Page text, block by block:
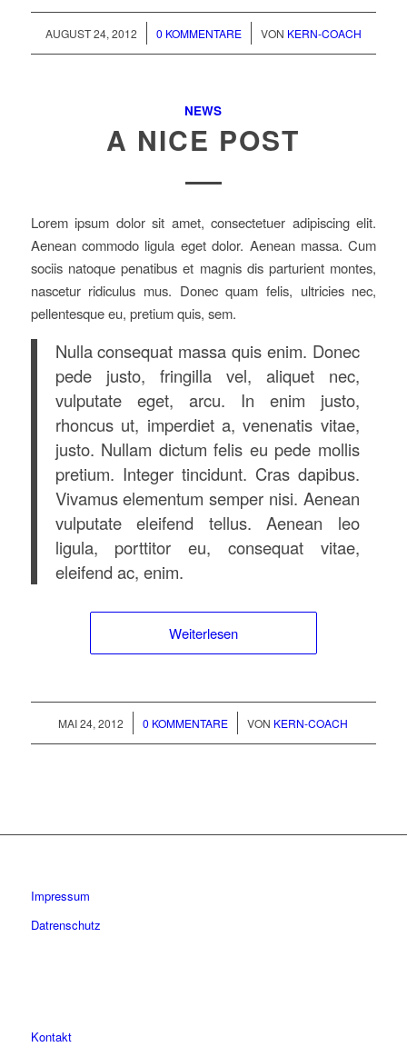
AUGUST 24, 2012
/ 0 KOMMENTARE
/ VON KERN-COACH
NEWS
A NICE POST
Lorem ipsum dolor sit amet, consectetuer adipiscing elit.
Aenean commodo ligula eget dolor. Aenean massa. Cum
sociis natoque penatibus et magnis dis parturient montes,
nascetur ridiculus mus. Donec quam felis, ultricies nec,
pellentesque eu, pretium quis, sem.
Nulla consequat massa quis enim. Donec
pede justo, fringilla vel, aliquet nec,
vulputate eget, arcu. In enim justo,
rhoncus ut, imperdiet a, venenatis vitae,
justo. Nullam dictum felis eu pede mollis
pretium. Integer tincidunt. Cras dapibus.
Vivamus elementum semper nisi. Aenean
vulputate eleifend tellus. Aenean leo
ligula, porttitor eu, consequat vitae,
eleifend ac, enim.
Weiterlesen
MAI 24, 2012
/ 0 KOMMENTARE
/ VON KERN-COACH
Impressum
Datrenschutz
Kontakt